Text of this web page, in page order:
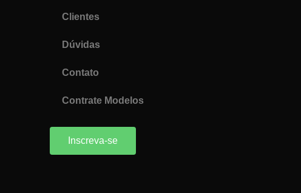
Clientes
Dúvidas
Contato
Contrate Modelos
Inscreva-se